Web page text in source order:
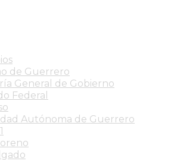
de Guerrero
General de Gobierno
Federal
Autónoma de Guerrero